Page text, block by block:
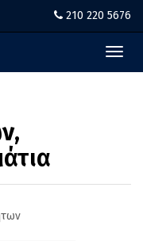
210 220 5676
,